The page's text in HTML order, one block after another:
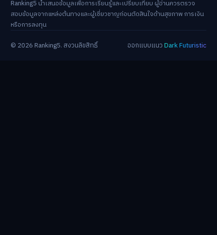
Ranking5 นำเสนอข้อมูลเพื่อการเรียนรู้และเปรียบเทียบ ผู้อ่านควรตรวจ
สอบข้อมูลจากแหล่งต้นทางและผู้เชี่ยวชาญก่อนตัดสินใจด้านสุขภาพ การเงิน
หรือการลงทุน
© 2026 Ranking5. สงวนลิขสิทธิ์
ออกแบบแนวDark Futuristic